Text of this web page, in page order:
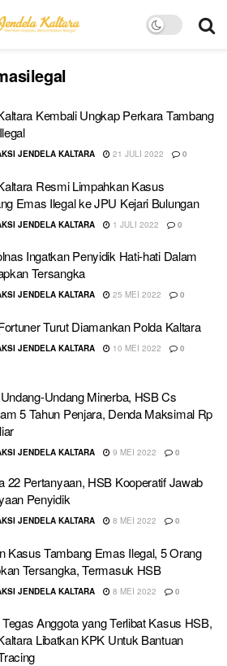
Kembali Ungkap Perkara Tambang
JENDELA KALTARA 21 JULI 2022 0
Resmi Limpahkan Kasus
Emas Ilegal ke JPU Kejari Bulungan
JENDELA KALTARA 1 JULI 2022 0
Ingatkan Penyidik Hati-hati Dalam
Tersangka
JENDELA KALTARA 25 MEI 2022 0
Turut Diamankan Polda Kaltara
JENDELA KALTARA 10 MEI 2022 0
Undang Minerba, HSB Cs
5 Tahun Penjara, Denda Maksimal Rp
JENDELA KALTARA 9 MEI 2022 0
22 Pertanyaan, HSB Kooperatif Jawab
Penyidik
JENDELA KALTARA 8 MEI 2022 0
Kasus Tambang Emas Ilegal, 5 Orang
Tersangka, Termasuk HSB
JENDELA KALTARA 8 MEI 2022 0
Anggota yang Terlibat Kasus HSB,
Libatkan KPK Untuk Bantuan